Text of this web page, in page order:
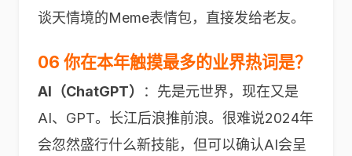
谈天情境的Meme表情包，直接发给老友。
06 你在本年触摸最多的业界热词是？
AI（ChatGPT）
：先是元世界，现在又是
AI、GPT。长江后浪推前浪。很难说2024年
会忽然盛行什么新技能，但可以确认AI会呈